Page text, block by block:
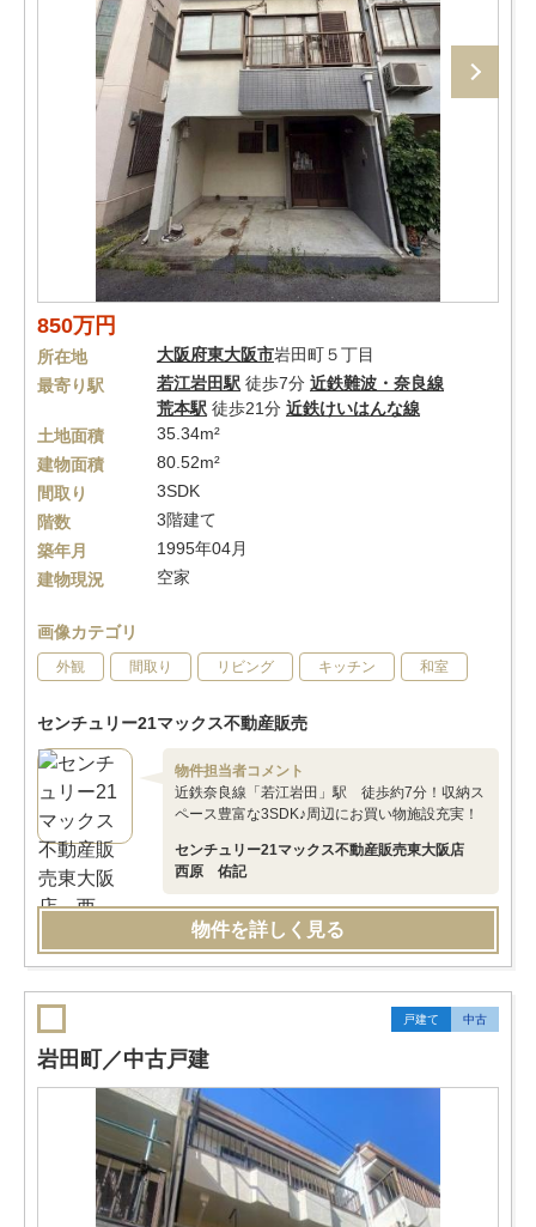
850万円
所在地 大阪府東大阪市岩田町５丁目
最寄り駅
若江岩田駅 徒歩7分 近鉄難波・奈良線
荒本駅 徒歩21分 近鉄けいはんな線
土地面積
35.34m²
建物面積
80.52m²
間取り
3SDK
階数
3階建て
築年月
1995年04月
建物現況
空家
画像カテゴリ
外観 間取り リビング キッチン 和室
センチュリー21マックス不動産販売
物件担当者コメント
近鉄奈良線「若江岩田」駅 徒歩約7分！収納ス
ペース豊富な3SDK♪周辺にお買い物施設充実！
センチュリー21マックス不動産販売東大阪店
西原 佑記
物件を詳しく見る
戸建て 中古
岩田町／中古戸建